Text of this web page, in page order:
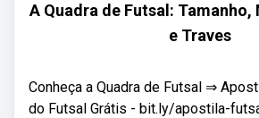
A Quadra de Futsal: Tamanho,
e Traves
Conheça a Quadra de Futsal ⇒
do Futsal Grátis - bit.ly/apostila-